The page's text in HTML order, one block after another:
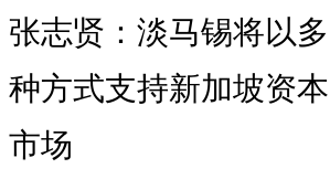
张志贤：淡马锡将以多
种方式支持新加坡资本
市场